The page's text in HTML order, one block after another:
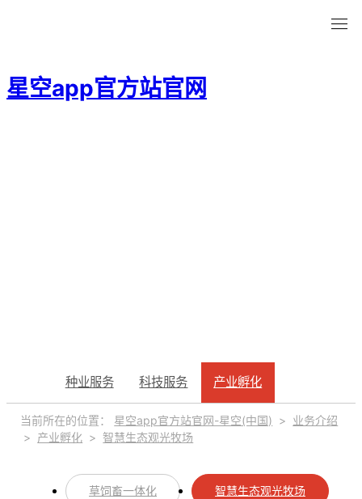
星空app官方站官网
产业孵化
INDUSTRY INCUBATION
种业服务 科技服务 产业孵化
当前所在的位置： 星空app官方站官网-星空(中国) > 业务介绍
> 产业孵化 >智慧生态观光牧场
草饲畜一体化 智慧生态观光牧场